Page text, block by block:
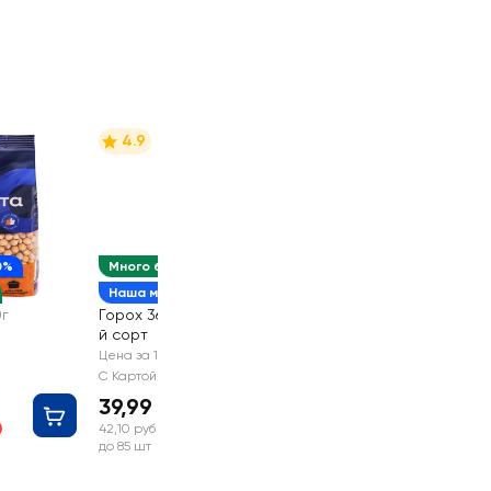
Много белка
Наша марка
4.9
Горох 365 ДНЕЙ 1-
й сорт
Цена за 1 шт
С Картой №1
39,99 руб
42,10 руб
до 85 шт